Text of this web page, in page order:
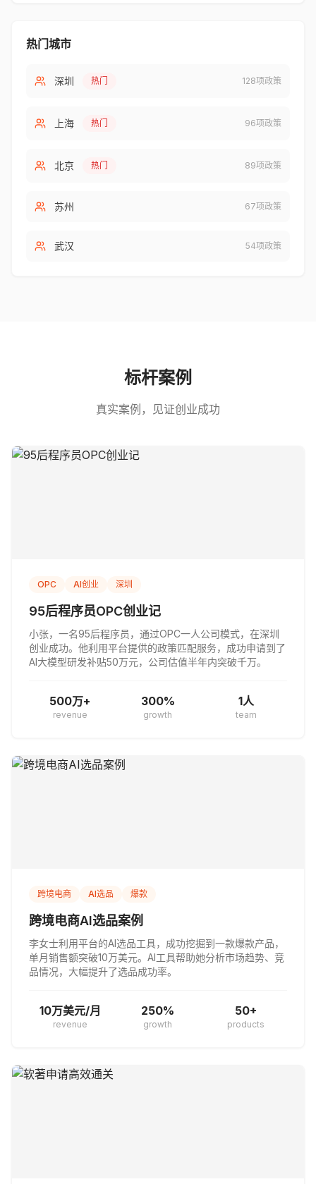
热门城市
深圳 热门 128项政策
上海 热门 96项政策
北京 热门 89项政策
苏州 67项政策
武汉 54项政策
标杆案例
真实案例，见证创业成功
OPC AI创业 深圳
95后程序员OPC创业记
小张，一名95后程序员，通过OPC一人公司模式，在深圳
创业成功。他利用平台提供的政策匹配服务，成功申请到了
AI大模型研发补贴50万元，公司估值半年内突破千万。
500万+
revenue
300%
growth
1人
team
跨境电商 AI选品 爆款
跨境电商AI选品案例
李女士利用平台的AI选品工具，成功挖掘到一款爆款产品，
单月销售额突破10万美元。AI工具帮助她分析市场趋势、竞
品情况，大幅提升了选品成功率。
10万美元/月
revenue
250%
growth
50+
products